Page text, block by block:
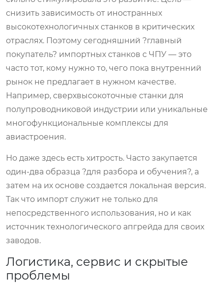
снизить зависимость от иностранных
высокотехнологичных станков в критических
отраслях. Поэтому сегодняшний ?главный
покупатель? импортных станков с ЧПУ — это
часто тот, кому нужно то, чего пока внутренний
рынок не предлагает в нужном качестве.
Например, сверхвысокоточные станки для
полупроводниковой индустрии или уникальные
многофункциональные комплексы для
авиастроения.
Но даже здесь есть хитрость. Часто закупается
один-два образца ?для разбора и обучения?, а
затем на их основе создается локальная версия.
Так что импорт служит не только для
непосредственного использования, но и как
источник технологического апгрейда для своих
заводов.
Логистика, сервис и скрытые
проблемы